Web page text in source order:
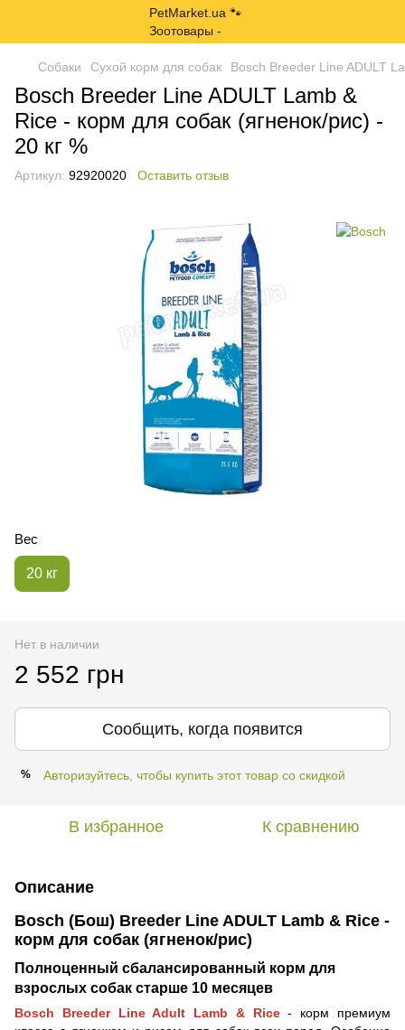
Собаки Сухой корм для собак Bosch Breeder Line ADULT
Bosch Breeder Line ADULT Lamb &
Rice - корм для собак (ягненок/рис) -
20 кг %
Артикул: 92920020 Оставить отзыв
Вес
20 кг
Нет в наличии
2 552 грн
Сообщить, когда появится
% Авторизуйтесь, чтобы купить этот товар со скидкой
В избранное К сравнению
Описание
Bosch (Бош) Breeder Line ADULT Lamb & Rice -
корм для собак (ягненок/рис)
Полноценный сбалансированный корм для
взрослых собак старше 10 месяцев
Bosch Breeder Line Adult Lamb & Rice- корм премиум